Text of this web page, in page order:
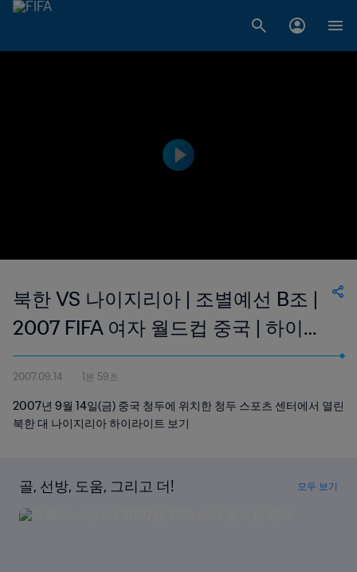
북한 VS 나이지리아 | 조별예선 B조 |
2007 FIFA 여자 월드컵 중국 | 하이라
이트
2007.09.14 1분 59초
2007년 9월 14일(금) 중국 청두에 위치한 청두 스포츠 센터에서 열린
북한 대 나이지리아 하이라이트 보기
골, 선방, 도움, 그리고 더! 모두 보기